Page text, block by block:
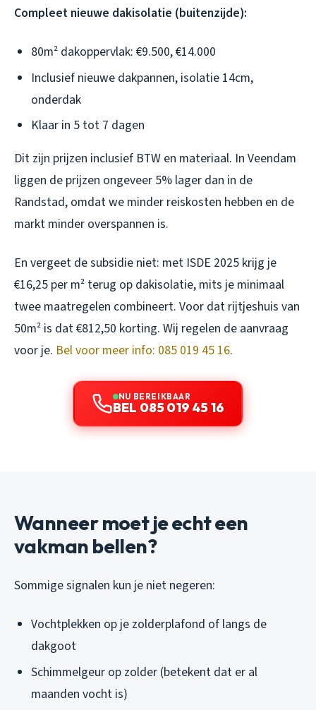
Compleet nieuwe dakisolatie (buitenzijde):
80m² dakoppervlak: €9.500, €14.000
Inclusief nieuwe dakpannen, isolatie 14cm,
onderdak
Klaar in 5 tot 7 dagen
Dit zijn prijzen inclusief BTW en materiaal. In Veendam
liggen de prijzen ongeveer 5% lager dan in de
Randstad, omdat we minder reiskosten hebben en de
markt minder overspannen is.
En vergeet de subsidie niet: met ISDE 2025 krijg je
€16,25 per m² terug op dakisolatie, mits je minimaal
twee maatregelen combineert. Voor dat rijtjeshuis van
50m² is dat €812,50 korting. Wij regelen de aanvraag
voor je. Bel voor meer info: 085 019 45 16.
NU BEREIKBAAR
BEL 085 019 45 16
Wanneer moet je echt een
vakman bellen?
Sommige signalen kun je niet negeren:
Vochtplekken op je zolderplafond of langs de
dakgoot
Schimmelgeur op zolder (betekent dat er al
maanden vocht is)